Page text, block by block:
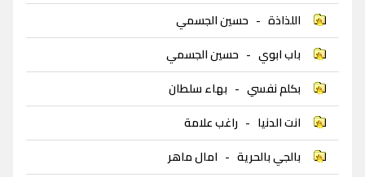
اللذاذة - حسين الجسمي
باب ابوي - حسين الجسمي
بكلم نفسي - بهاء سلطان
انت الدنيا - راغب علامة
بالجي بالحرية - امال ماهر